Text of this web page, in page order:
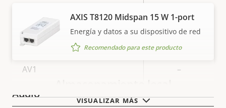
High, Main
H.265
AV1 –
Audio VISUALIZAR MÁS
AXIS T8120 Midspan 15 W 1-port
Energía y datos a su dispositivo de red
Recomendado para este producto